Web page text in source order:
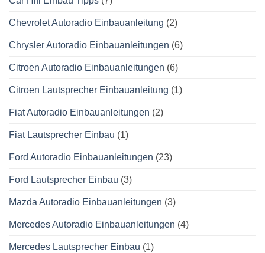
Chevrolet Autoradio Einbauanleitung (2)
Chrysler Autoradio Einbauanleitungen (6)
Citroen Autoradio Einbauanleitungen (6)
Citroen Lautsprecher Einbauanleitung (1)
Fiat Autoradio Einbauanleitungen (2)
Fiat Lautsprecher Einbau (1)
Ford Autoradio Einbauanleitungen (23)
Ford Lautsprecher Einbau (3)
Mazda Autoradio Einbauanleitungen (3)
Mercedes Autoradio Einbauanleitungen (4)
Mercedes Lautsprecher Einbau (1)